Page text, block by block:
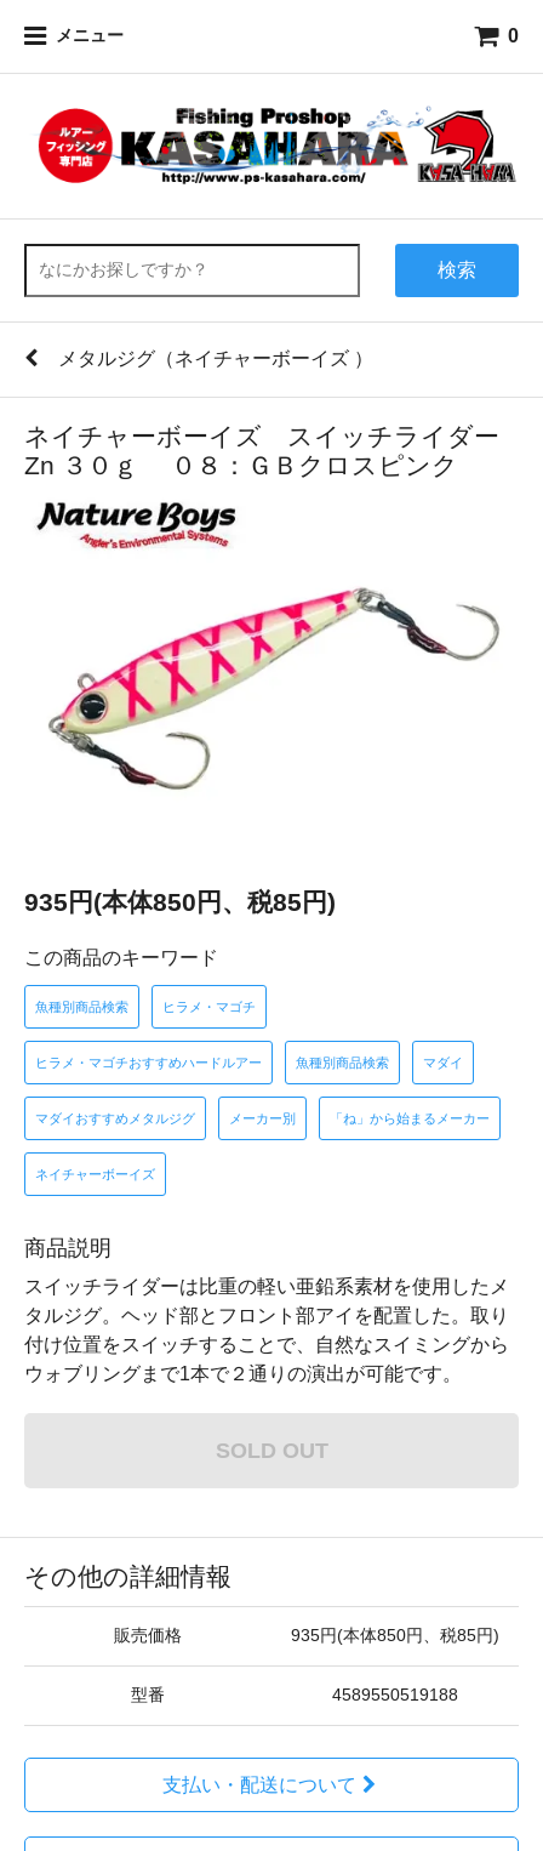
メニュー 0
検索
メタルジグ（ネイチャーボーイズ ）
ネイチャーボーイズ スイッチライダー
Zn ３０ｇ ０８：ＧＢクロスピンク
935円(本体850円、税85円)
この商品のキーワード
魚種別商品検索 ヒラメ・マゴチ
ヒラメ・マゴチおすすめハードルアー 魚種別商品検索 マダイ
マダイおすすめメタルジグ メーカー別 「ね」から始まるメーカー
ネイチャーボーイズ
商品説明
スイッチライダーは比重の軽い亜鉛系素材を使用したメ
タルジグ。ヘッド部とフロント部アイを配置した。取り
付け位置をスイッチすることで、自然なスイミングから
ウォブリングまで1本で２通りの演出が可能です。
SOLD OUT
その他の詳細情報
販売価格 935円(本体850円、税85円)
型番 4589550519188
支払い・配送について